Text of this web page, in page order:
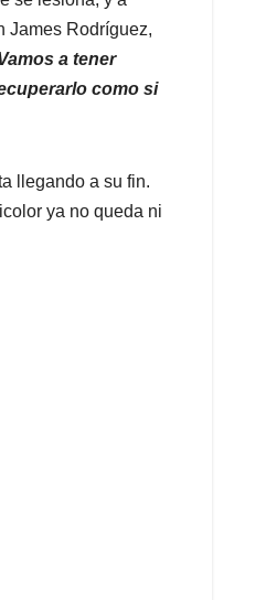
James Rodríguez,
a tener
como si
llegando a su fin.
ya no queda ni